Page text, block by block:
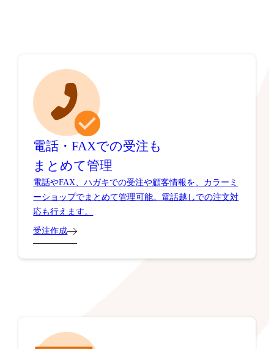
電話・FAXでの受注も
まとめて管理
電話やFAX、ハガキでの受注や顧客情報を、カラーミ
ーショップでまとめて管理可能。電話越しでの注文対
応も行えます。
受注作成